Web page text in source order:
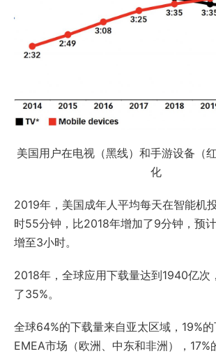
美国用户在电视（黑线）和手游设备（
化
2019年，美国成年人平均每天在智能机
时55分钟，比2018年增加了9分钟，预
增至3小时。
2018年，全球应用下载量达到1940亿次
了35%。
全球64%的下载量来自亚太区域，19%
EMEA市场（欧洲、中东和非洲），17%